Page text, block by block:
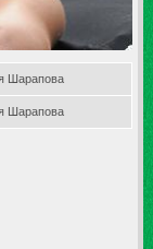
Шарапова
Шарапова